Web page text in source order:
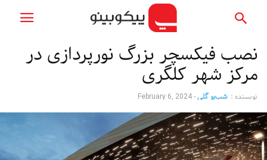
نصب فیکسچر بزرگ نورپردازی در
مرکز شهر کلگری
نویسنده : شب‌بو گلی-
February 6, 2024